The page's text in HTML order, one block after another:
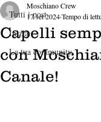
Tutti i post
Inizia
La tua community
Capelli
con
Canale!
Moschiano Crew
17 set 2024Tempo di